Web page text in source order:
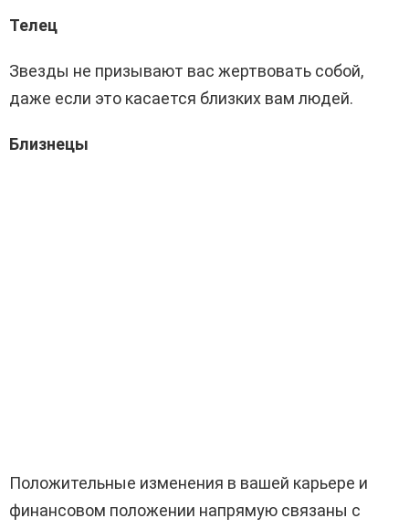
Телец
Звезды не призывают вас жертвовать собой,
даже если это касается близких вам людей.
Близнецы
Положительные изменения в вашей карьере и
финансовом положении напрямую связаны с